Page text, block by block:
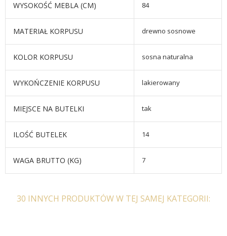
WYSOKOŚĆ MEBLA (CM) 84
MATERIAŁ KORPUSU drewno sosnowe
KOLOR KORPUSU sosna naturalna
WYKOŃCZENIE KORPUSU lakierowany
MIEJSCE NA BUTELKI tak
ILOŚĆ BUTELEK 14
WAGA BRUTTO (KG) 7
30 INNYCH PRODUKTÓW W TEJ SAMEJ KATEGORII: